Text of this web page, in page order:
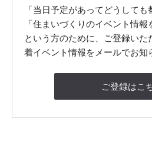
「当日予定があってどうしても
「住まいづくりのイベント情報
という方のために、ご登録い
着イベント情報をメールでお知
ご登録はこ